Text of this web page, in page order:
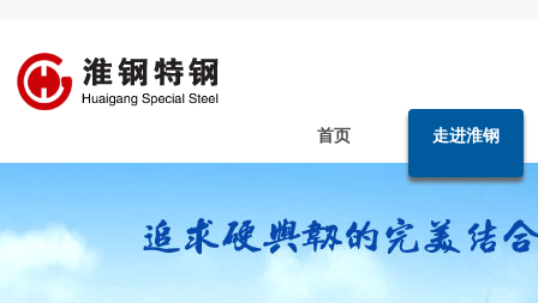
首页 走进淮钢